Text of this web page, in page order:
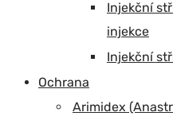
Injekční
injekce
Injekční
Ochrana
Arimidex